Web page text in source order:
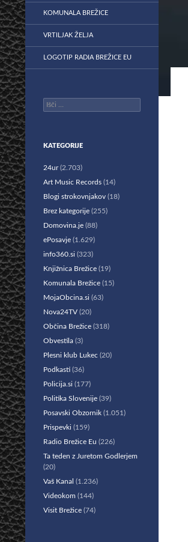
KOMUNALA BREŽICE
VRTILJAK ŽELJA
LOGOTIP RADIA BREŽICE EU
Išči:
KATEGORIJE
24ur(2.703)
Art Music Records (14)
Blogi strokovnjakov (18)
Brez kategorije (255)
Domovina.je (88)
ePosavje (1.629)
info360.si (323)
Knjižnica Brežice (19)
Komunala Brežice (15)
MojaObcina.si (63)
Nova24TV (20)
Občina Brežice (318)
Obvestila (3)
Plesni klub Lukec (20)
Podkasti (36)
Policija.si (177)
Politika Slovenije (39)
Posavski Obzornik (1.051)
Prispevki (159)
Radio Brežice Eu (226)
Ta teden z Juretom Godlerjem
(20)
Vaš Kanal (1.236)
Videokom (144)
Visit Brežice (74)